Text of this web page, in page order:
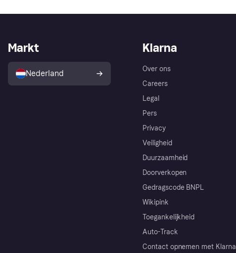
Klarna
Over ons
Careers
Legal
Pers
Privacy
Veiligheid
Duurzaamheid
Doorverkopen
Gedragscode BNPL
Wikipink
Toegankelijkheid
Auto-Track
Contact opnemen met Klarna
Markt
Nederland